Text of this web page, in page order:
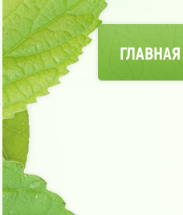
ГЛАВНАЯ